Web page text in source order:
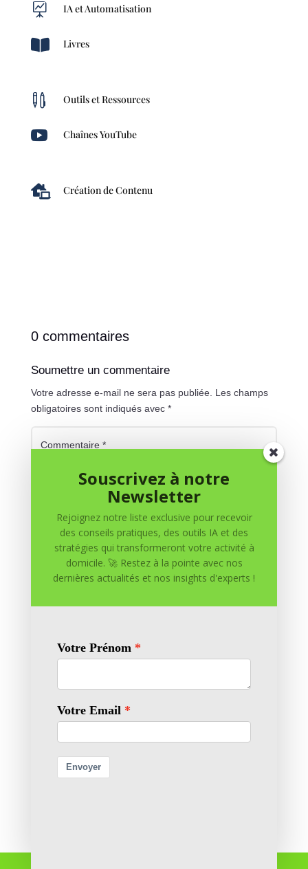
 IA et Automatisation
 Livres
 Outils et Ressources
 Chaînes YouTube
 Création de Contenu
0 commentaires
Soumettre un commentaire
Votre adresse e-mail ne sera pas publiée. Les champs
obligatoires sont indiqués avec *
le navigateur pour mon prochain commentaire.
Souscrivez à notre
Newsletter
Rejoignez notre liste exclusive pour recevoir
des conseils pratiques, des outils IA et des
stratégies qui transformeront votre activité à
domicile. 🚀 Restez à la pointe avec nos
dernières actualités et nos insights d'experts !